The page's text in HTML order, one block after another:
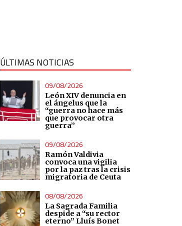
ÚLTIMAS NOTICIAS
09/08/2026
León XIV denuncia en
el ángelus que la
“guerra no hace más
que provocar otra
guerra”
09/08/2026
Ramón Valdivia
convoca una vigilia
por la paz tras la crisis
migratoria de Ceuta
08/08/2026
La Sagrada Familia
despide a “su rector
eterno” Lluís Bonet